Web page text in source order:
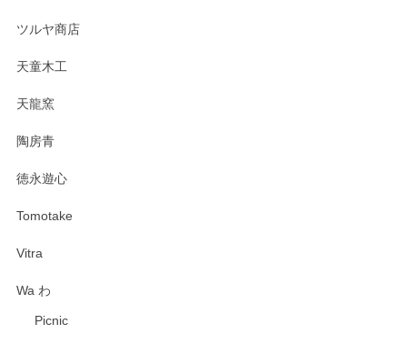
ツルヤ商店
天童木工
天龍窯
陶房青
徳永遊心
Tomotake
Vitra
Wa わ
Picnic